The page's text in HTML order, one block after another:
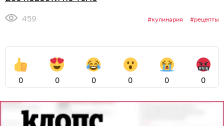
459 кулинария рецепты
0 0 0 0 0 0